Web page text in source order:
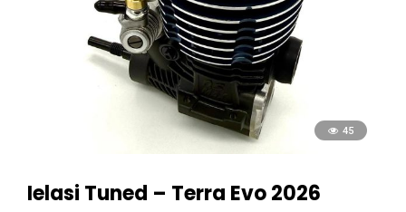
45
Ielasi Tuned – Terra Evo 2026